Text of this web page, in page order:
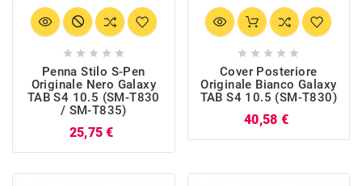
    
Penna Stilo S-Pen
Originale Nero Galaxy
TAB S4 10.5 (SM-T830
/ SM-T835)
25,75 €
    
Cover Posteriore
Originale Bianco Galaxy
TAB S4 10.5 (SM-T830)
40,58 €